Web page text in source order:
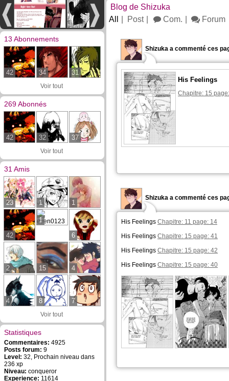
13 Abonnements
42 34 31
Voir tout
269 Abonnés
42 32 37
Voir tout
31 Amis
23 1 1
42
1
6
2 15 4
4 8 7
Voir tout
Statistiques
Commentaires: 4925
Posts forum: 9
Level: 32, Prochain niveau dans
236 xp
Niveau: conqueror
Experience: 11614
Blog de Shizuka
All
Post Com. Forum
Shizuka a commenté ces
His Feelings
Chapitre: 15
Shizuka a commenté ces
His Feelings Chapitre: 11 page: 14
His Feelings Chapitre: 15 page: 41
His Feelings Chapitre: 15 page: 42
His Feelings Chapitre: 15 page: 40